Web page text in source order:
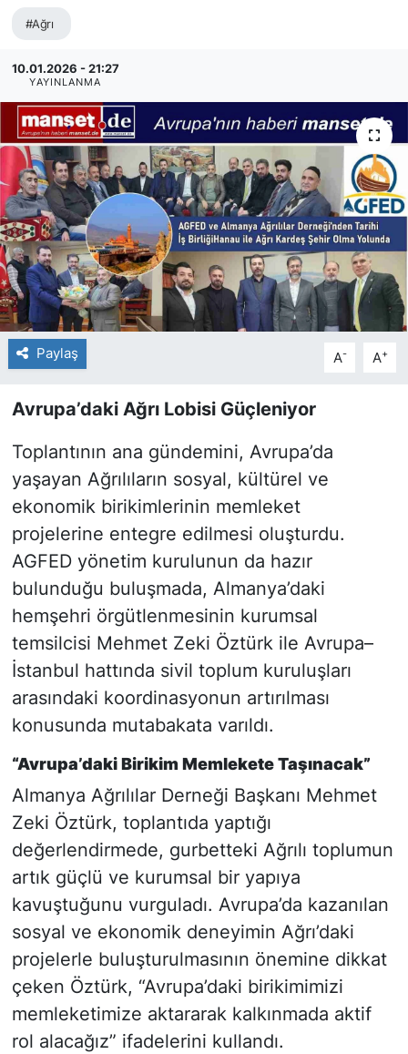
#Ağrı
10.01.2026 - 21:27
YAYINLANMA
Paylaş A- A+
Avrupa’daki Ağrı Lobisi Güçleniyor
Toplantının ana gündemini, Avrupa’da
yaşayan Ağrılıların sosyal, kültürel ve
ekonomik birikimlerinin memleket
projelerine entegre edilmesi oluşturdu.
AGFED yönetim kurulunun da hazır
bulunduğu buluşmada, Almanya’daki
hemşehri örgütlenmesinin kurumsal
temsilcisi Mehmet Zeki Öztürk ile Avrupa–
İstanbul hattında sivil toplum kuruluşları
arasındaki koordinasyonun artırılması
konusunda mutabakata varıldı.
“Avrupa’daki Birikim Memlekete Taşınacak”
Almanya Ağrılılar Derneği Başkanı Mehmet
Zeki Öztürk, toplantıda yaptığı
değerlendirmede, gurbetteki Ağrılı toplumun
artık güçlü ve kurumsal bir yapıya
kavuştuğunu vurguladı. Avrupa’da kazanılan
sosyal ve ekonomik deneyimin Ağrı’daki
projelerle buluşturulmasının önemine dikkat
çeken Öztürk, “Avrupa’daki birikimimizi
memleketimize aktararak kalkınmada aktif
rol alacağız” ifadelerini kullandı.